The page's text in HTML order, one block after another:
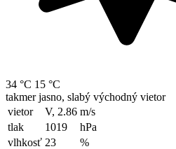
34 °C 15 °C
takmer jasno, slabý východný vietor
vietor
V, 2.86 m/s
tlak
1019
hPa
vlhkosť 23
%